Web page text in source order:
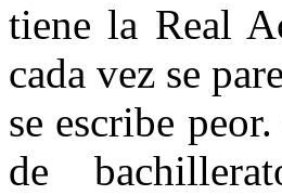
tiene la Real
cada vez se
se escribe
de